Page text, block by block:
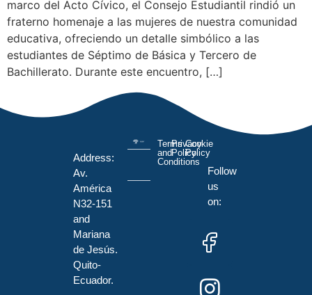
marco del Acto Cívico, el Consejo Estudiantil rindió un
fraterno homenaje a las mujeres de nuestra comunidad
educativa, ofreciendo un detalle simbólico a las
estudiantes de Séptimo de Básica y Tercero de
Bachillerato. Durante este encuentro, […]
Address:
Av.
América
N32-151
and
Mariana
de Jesús.
Quito-
Ecuador.
Terms
and
Conditions
Privacy
Policy
Cookie
Policy
Follow
us
on: